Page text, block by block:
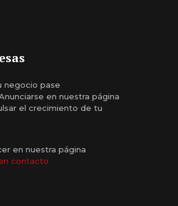
negocio pase
en nuestra página
el crecimiento de tu
en nuestra página
contacto